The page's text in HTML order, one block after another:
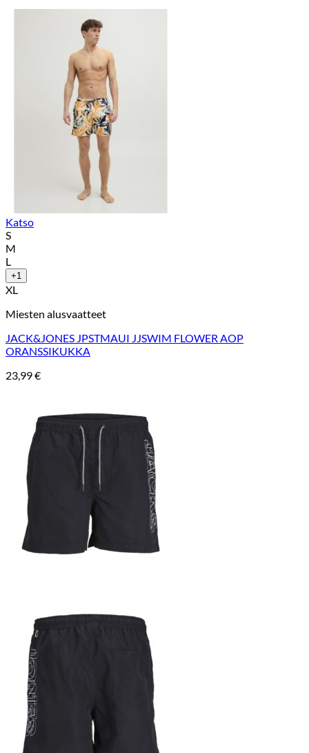
Katso
S
M
L
+1
XL
Miesten alusvaatteet
JACK&JONES JPSTMAUI JJSWIM FLOWER AOP
ORANSSIKUKKA
23,99€